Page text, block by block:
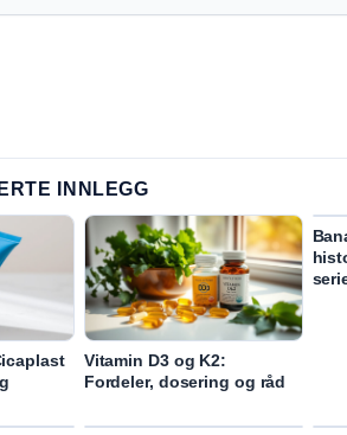
INNLEGG
Vitamin D3 og K2:
Fordeler, dosering og råd